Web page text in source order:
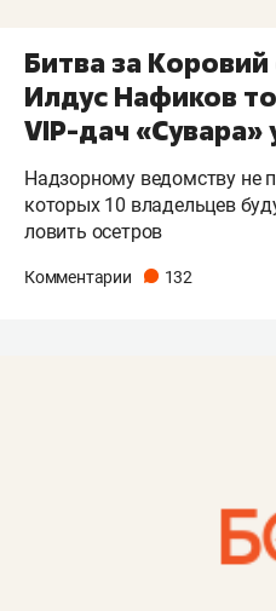
Битва за
Илдус Нафиков
VIP-дач «Сувара»
Надзорному ведомству не
которых 10 владельцев
ловить осетров
Комментарии 132